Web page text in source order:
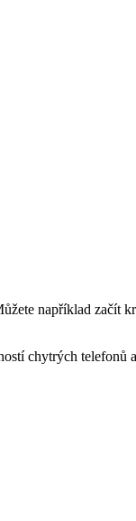
například začít
chytrých telefonů